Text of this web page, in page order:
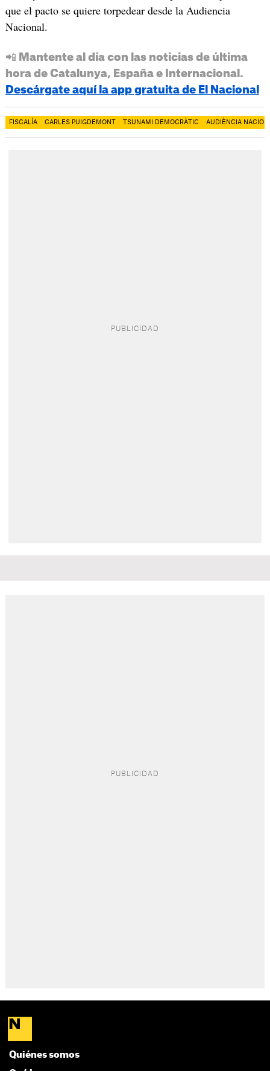
que el pacto se quiere torpedear desde la Audiencia
Nacional.
📲 Mantente al día con las noticias de última
hora de Catalunya, España e Internacional.
Descárgate aquí la app gratuita de El Nacional
FISCALÍA CARLES PUIGDEMONT TSUNAMI DEMOCRÀTIC AUDIÈNCIA
Quiénes somos